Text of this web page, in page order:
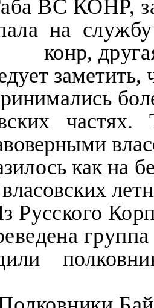
ВС КОНР,
на службу
конр,
частях.
как на
власовских
Русского